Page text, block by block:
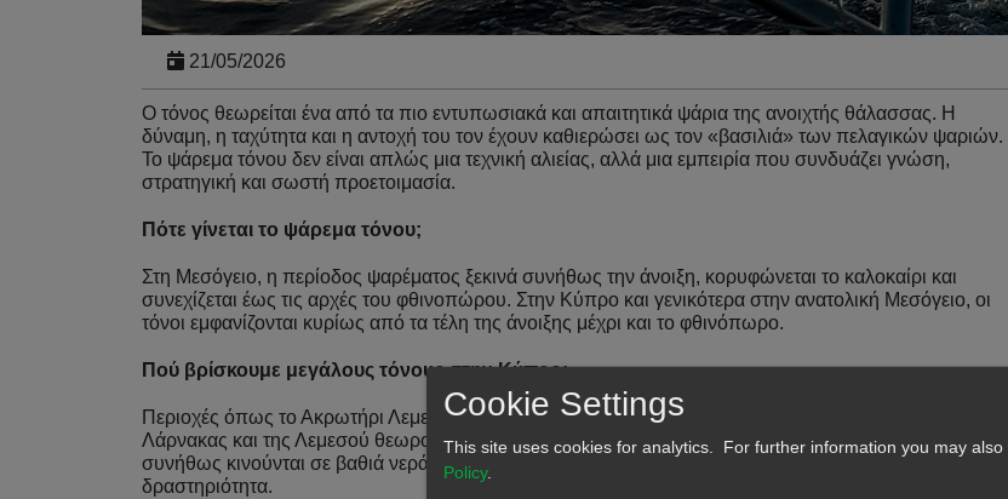
21/05/2026
Ο τόνος θεωρείται ένα από τα πιο εντυπωσιακά και απαιτητικά ψάρια της ανοιχτής θάλασσας. Η
δύναμη, η ταχύτητα και η αντοχή του τον έχουν καθιερώσει ως τον «βασιλιά» των πελαγικών ψαριών.
Το ψάρεμα τόνου δεν είναι απλώς μια τεχνική αλιείας, αλλά μια εμπειρία που συνδυάζει γνώση,
στρατηγική και σωστή προετοιμασία.
Πότε γίνεται το ψάρεμα τόνου;
Στη Μεσόγειο, η περίοδος ψαρέματος ξεκινά συνήθως την άνοιξη, κορυφώνεται το καλοκαίρι και
συνεχίζεται έως τις αρχές του φθινοπώρου. Στην Κύπρο και γενικότερα στην ανατολική Μεσόγειο, οι
τόνοι εμφανίζονται κυρίως από τα τέλη της άνοιξης μέχρι και το φθινόπωρο.
Πού βρίσκουμε μεγάλους τόνους στην Κύπρο;
Περιοχές όπως το Ακρωτήρι Λεμεσού, το Κάβο Γκρέκο, η Χερσόνησος του Ακάμα και τα ανοιχτά της
Λάρνακας και της Λεμεσού θεωρούνται δημοφιλή σημεία για αναζήτηση τόνου. Τα μεγάλα ψάρια
συνήθως κινούνται σε βαθιά νερά, ακολουθώντας κοπάδια μικρόψαρων και περιοχές με έντονη
δραστηριότητα.
Cookie Settings
This site uses cookies for analytics. For further information you may also
Policy.